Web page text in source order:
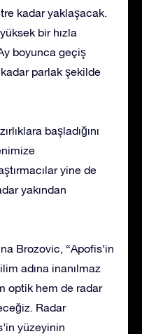
kadar yaklaşacak.
bir hızla
boyunca geçiş
parlak şekilde
başladığını
yine de
yakından
Brozovic, “Apofis’in
adına inanılmaz
optik hem de radar
Radar
yüzeyinin